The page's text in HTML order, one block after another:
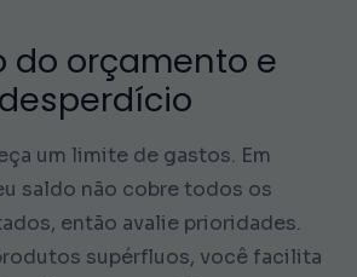
do orçamento e
um limite de gastos. Em
saldo não cobre todos os
então avalie prioridades.
supérfluos, você facilita